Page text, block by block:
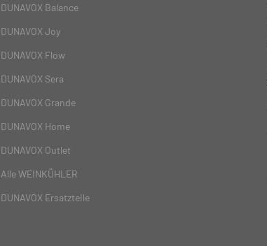
DUNAVOX Balance
DUNAVOX Joy
DUNAVOX Flow
DUNAVOX Sera
DUNAVOX Grande
DUNAVOX Home
DUNAVOX Outlet
Alle WEINKÜHLER
DUNAVOX Ersatzteile